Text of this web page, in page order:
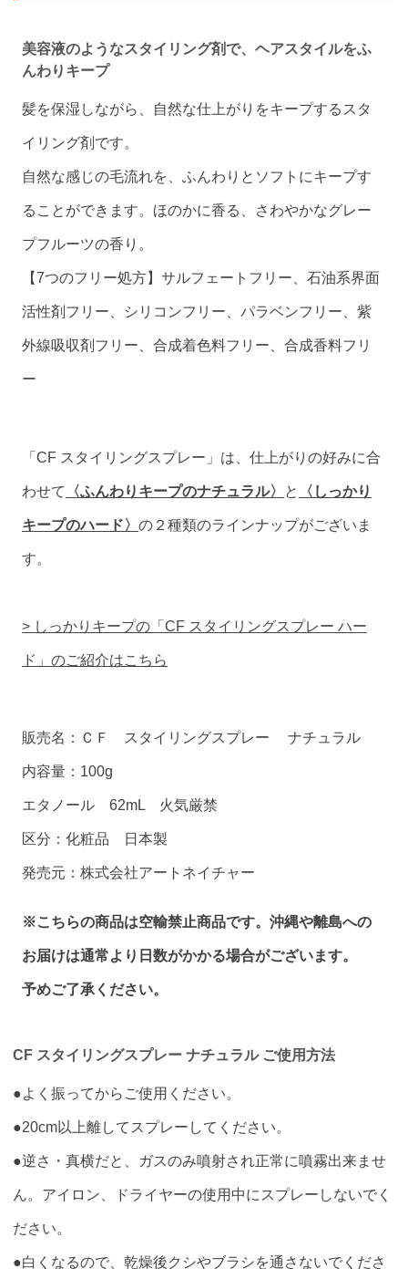
美容液のようなスタイリング剤で、ヘアスタイルをふ
んわりキープ
髪を保湿しながら、自然な仕上がりをキープするスタ
イリング剤です。
自然な感じの毛流れを、ふんわりとソフトにキープす
ることができます。ほのかに香る、さわやかなグレー
プフルーツの香り。
【7つのフリー処方】サルフェートフリー、石油系界面
活性剤フリー、シリコンフリー、パラベンフリー、紫
外線吸収剤フリー、合成着色料フリー、合成香料フリ
ー
「CF スタイリングスプレー」は、仕上がりの好みに合
わせて 〈ふんわりキープのナチュラル〉 と 〈しっかり
キープのハード〉の２種類のラインナップがございま
す。
> しっかりキープの「CF スタイリングスプレー ハー
ド」のご紹介はこちら
販売名：ＣＦ スタイリングスプレー ナチュラル
内容量：100g
エタノール 62mL 火気厳禁
区分：化粧品 日本製
発売元：株式会社アートネイチャー
※こちらの商品は空輸禁止商品です。沖縄や離島への
お届けは通常より日数がかかる場合がございます。
予めご了承ください。
CF スタイリングスプレー ナチュラル ご使用方法
●よく振ってからご使用ください。
●20cm以上離してスプレーしてください。
●逆さ・真横だと、ガスのみ噴射され正常に噴霧出来ませ
ん。アイロン、ドライヤーの使用中にスプレーしないでく
ださい。
●白くなるので、乾燥後クシやブラシを通さないでくださ